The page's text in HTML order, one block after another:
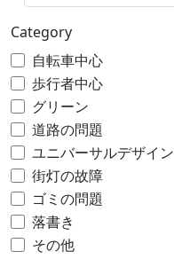
Category
自転車中心
歩行者中心
グリーン
道路の問題
ユニバーサルデザイン
街灯の故障
ゴミの問題
落書き
その他